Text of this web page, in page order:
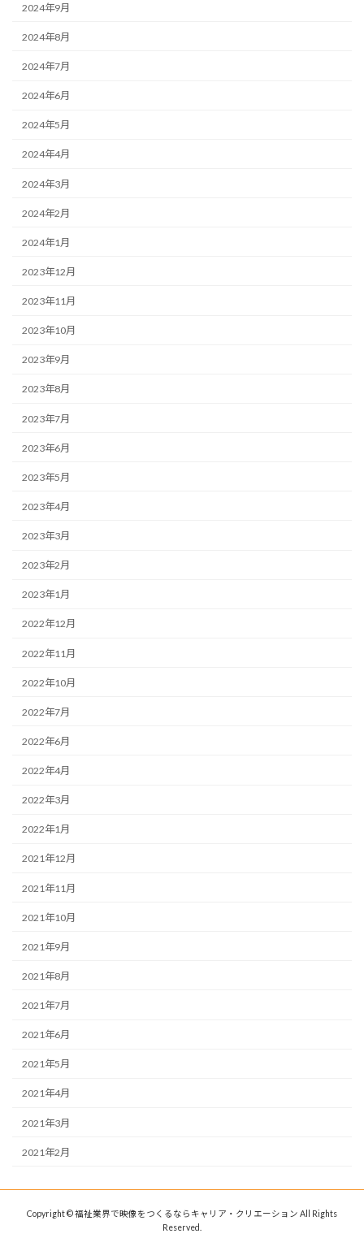
2024年9月
2024年8月
2024年7月
2024年6月
2024年5月
2024年4月
2024年3月
2024年2月
2024年1月
2023年12月
2023年11月
2023年10月
2023年9月
2023年8月
2023年7月
2023年6月
2023年5月
2023年4月
2023年3月
2023年2月
2023年1月
2022年12月
2022年11月
2022年10月
2022年7月
2022年6月
2022年4月
2022年3月
2022年1月
2021年12月
2021年11月
2021年10月
2021年9月
2021年8月
2021年7月
2021年6月
2021年5月
2021年4月
2021年3月
2021年2月
Copyright © 福祉業界で映像をつくるならキャリア・クリエーション All Rights
Reserved.